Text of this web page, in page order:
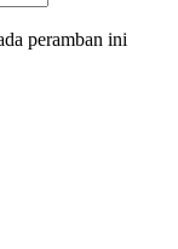
peramban ini